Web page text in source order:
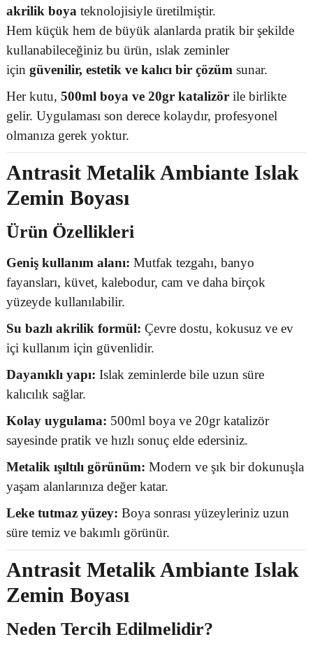
akrilik boya teknolojisiyle üretilmiştir.
Hem küçük hem de büyük alanlarda pratik bir şekilde
kullanabileceğiniz bu ürün, ıslak zeminler
için güvenilir, estetik ve kalıcı bir çözüm sunar.
Her kutu, 500ml boya ve 20gr katalizör ile birlikte
gelir. Uygulaması son derece kolaydır, profesyonel
olmanıza gerek yoktur.
Antrasit Metalik Ambiante Islak
Zemin Boyası
Ürün Özellikleri
Geniş kullanım alanı: Mutfak tezgahı, banyo
fayansları, küvet, kalebodur, cam ve daha birçok
yüzeyde kullanılabilir.
Su bazlı akrilik formül: Çevre dostu, kokusuz ve ev
içi kullanım için güvenlidir.
Dayanıklı yapı: Islak zeminlerde bile uzun süre
kalıcılık sağlar.
Kolay uygulama: 500ml boya ve 20gr katalizör
sayesinde pratik ve hızlı sonuç elde edersiniz.
Metalik ışıltılı görünüm: Modern ve şık bir dokunuşla
yaşam alanlarınıza değer katar.
Leke tutmaz yüzey: Boya sonrası yüzeyleriniz uzun
süre temiz ve bakımlı görünür.
Antrasit Metalik Ambiante Islak
Zemin Boyası
Neden Tercih Edilmelidir?